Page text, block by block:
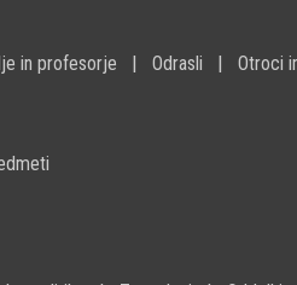
in profesorje Odrasli Otroci